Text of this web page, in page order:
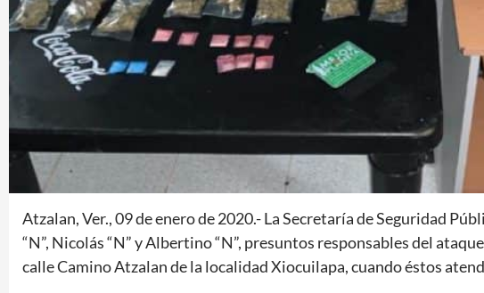
Atzalan, Ver., 09 de enero de 2020.- La Secretaría de Seguridad
“N”, Nicolás “N” y Albertino “N”, presuntos responsables del
calle Camino Atzalan de la localidad Xiocuilapa, cuando éstos